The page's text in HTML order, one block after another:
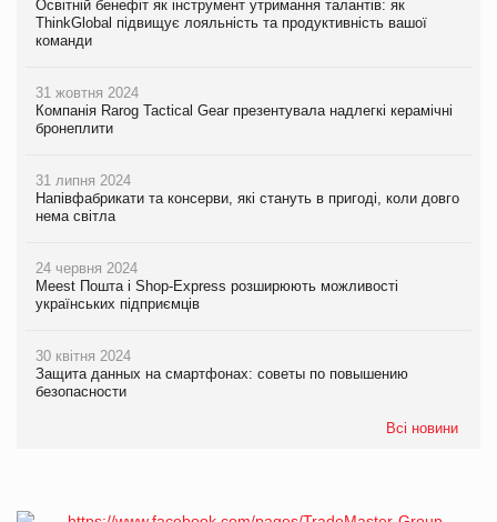
Освітній бенефіт як інструмент утримання талантів: як
ThinkGlobal підвищує лояльність та продуктивність вашої
команди
31 жовтня 2024
Компанія Rarog Tactical Gear презентувала надлегкі керамічні
бронеплити
31 липня 2024
Напівфабрикати та консерви, які стануть в пригоді, коли довго
нема світла
24 червня 2024
Meest Пошта і Shop-Express розширюють можливості
українських підприємців
30 квітня 2024
Защита данных на смартфонах: советы по повышению
безопасности
Всі новини